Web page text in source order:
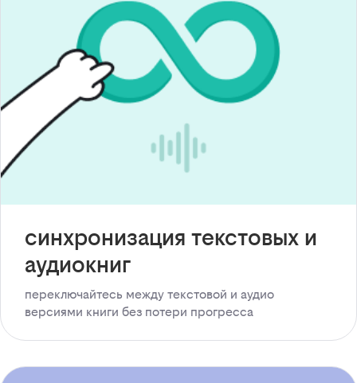
синхронизация текстовых и
аудиокниг
переключайтесь между текстовой и аудио
версиями книги без потери прогресса